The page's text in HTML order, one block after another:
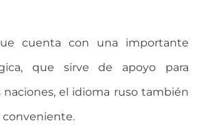
cuenta con una importante
que sirve de apoyo para
naciones, el idioma ruso también
conveniente.